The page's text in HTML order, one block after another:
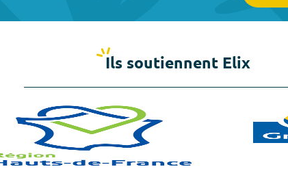
Ils soutiennent Elix